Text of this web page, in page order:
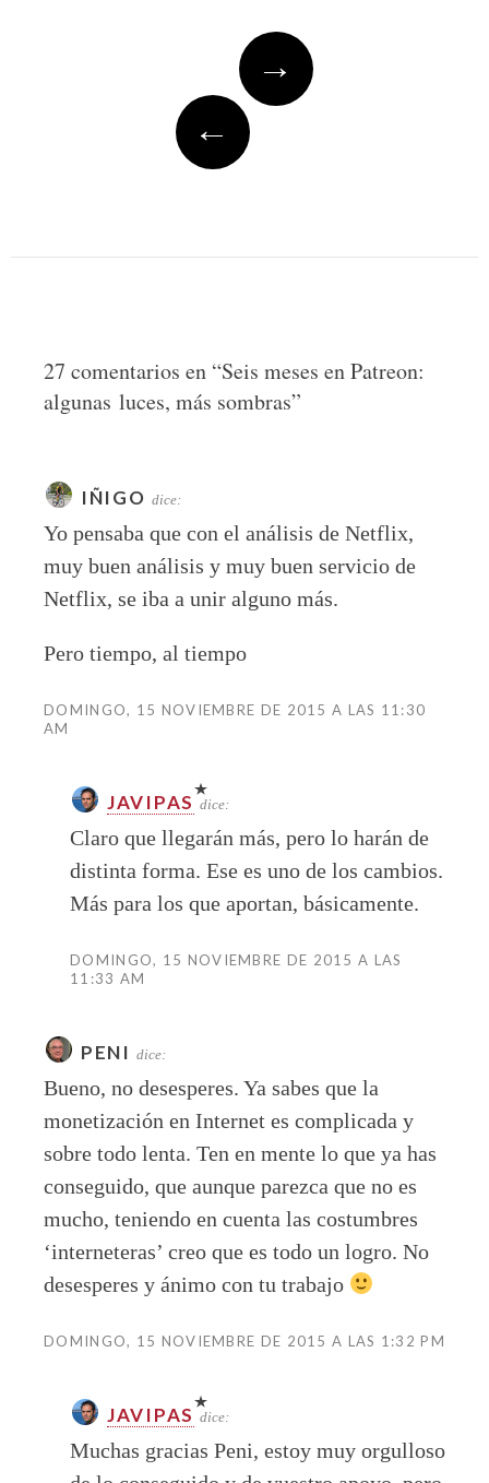
→
←
27 comentarios en “Seis meses en Patreon:
algunas luces, más sombras”
IÑIGO dice:
Yo pensaba que con el análisis de Netflix,
muy buen análisis y muy buen servicio de
Netflix, se iba a unir alguno más.
Pero tiempo, al tiempo
DOMINGO, 15 NOVIEMBRE DE 2015 A LAS 11:30
AM
JAVIPAS dice:
Claro que llegarán más, pero lo harán de
distinta forma. Ese es uno de los cambios.
Más para los que aportan, básicamente.
DOMINGO, 15 NOVIEMBRE DE 2015 A LAS
11:33 AM
PENI dice:
Bueno, no desesperes. Ya sabes que la
monetización en Internet es complicada y
sobre todo lenta. Ten en mente lo que ya has
conseguido, que aunque parezca que no es
mucho, teniendo en cuenta las costumbres
‘interneteras’ creo que es todo un logro. No
desesperes y ánimo con tu trabajo
DOMINGO, 15 NOVIEMBRE DE 2015 A LAS 1:32 PM
JAVIPAS dice:
Muchas gracias Peni, estoy muy orgulloso